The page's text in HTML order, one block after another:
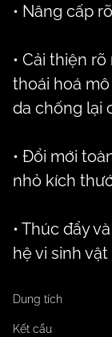
• Nâng cấp
• Cải thiện
thoái hoá
da chống lại
• Đổi mới
nhỏ kích
• Thúc đẩy
hệ vi sinh
Dung tích
Kết cấu